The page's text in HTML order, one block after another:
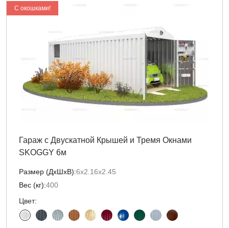
C окошками!
Гараж с Двускатной Крышей и Тремя Окнами
SKOGGY 6м
Размер (ДxШxВ):6х2.16х2.45
Вес (кг):400
Цвет: